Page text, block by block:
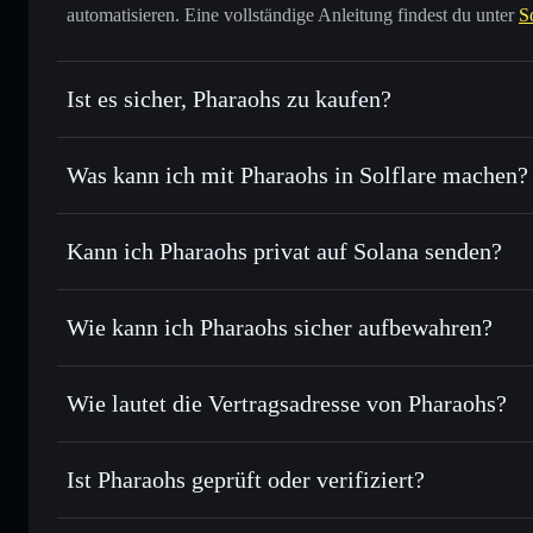
automatisieren. Eine vollständige Anleitung findest du unter
Ist es sicher, Pharaohs zu kaufen?
Pharaohs nicht verifiziert
Was kann ich mit Pharaohs in Solflare machen?
Pharaohs
Solflare-Wallet
Sofort tauschen– handle PHRZ gegen SOL, USDC oder
Durchschnittskosteneffekt nutzen – Schritt für Schritt
Privat senden– übertrage PHRZ, ohne Wallets öffentlich
Privacy Aggregators
Kann ich Pharaohs privat auf Solana senden?
Privacy
Wie kann ich Pharaohs sicher aufbewahren?
Pharaohs
Privacy Aggregator
Wie lautet die Vertragsadresse von Pharaohs?
Pharaohs
Wallet
PHRZ
Ist Pharaohs geprüft oder verifiziert?
Pharaohs derzeit nicht